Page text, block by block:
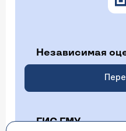
Независимая
ГИС ГМУ